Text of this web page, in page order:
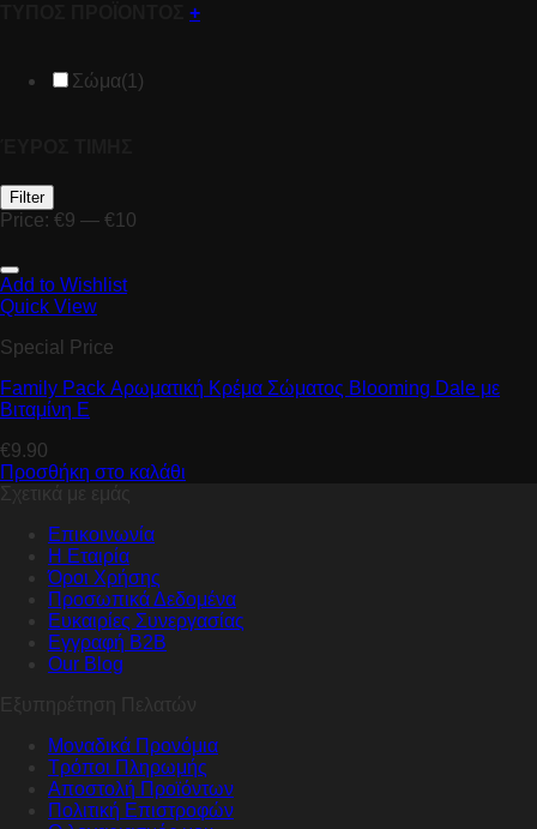
+
Σώμα(1)
Filter
Price: €9 — €10
Add to Wishlist
Quick View
Special Price
Family Pack Αρωματική Κρέμα Σώματος Βlooming Dale με
Βιταμίνη E
€9.90
Προσθήκη στο καλάθι
Σχετικά με εμάς
Επικοινωνία
Η Εταιρία
Όροι Χρήσης
Προσωπικά Δεδομένα
Ευκαιρίες Συνεργασίας
Εγγραφή B2B
Our Blog
Εξυπηρέτηση Πελατών
Μοναδικά Προνόμια
Τρόποι Πληρωμής
Αποστολή Προϊόντων
Πολιτική Επιστροφών